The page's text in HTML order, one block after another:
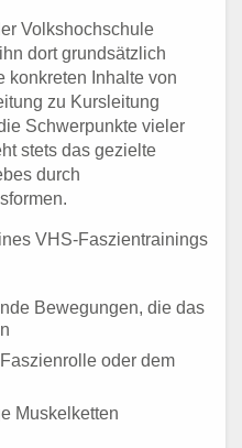
Volkshochschule
dort grundsätzlich
konkreten Inhalte von
zu Kursleitung
Schwerpunkte vieler
stets das gezielte
durch
VHS-Faszientrainings
Bewegungen, die das
oder dem
Muskelketten